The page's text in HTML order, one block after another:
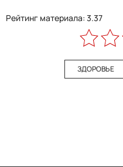
Рейтинг материала: 3.37
ЗДОРОВЬЕ